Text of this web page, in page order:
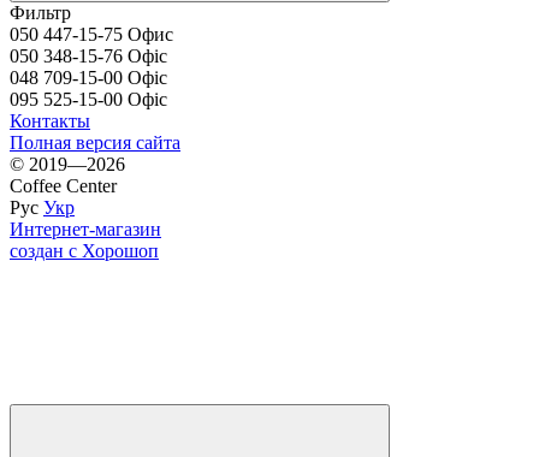
Фильтр
050 447-15-75 Офис
050 348-15-76 Офіс
048 709-15-00 Офіс
095 525-15-00 Офіс
Контакты
Полная версия сайта
© 2019—2026
Coffee Center
Рус Укр
Интернет-магазин
создан с Хорошоп